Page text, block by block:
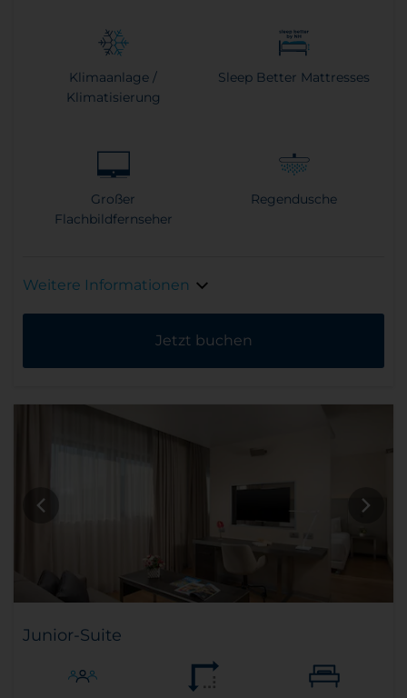
Klimaanlage /
Klimatisierung
Sleep Better Mattresses
Großer
Flachbildfernseher
Regendusche
Weitere Informationen
Jetzt buchen
Junior-Suite